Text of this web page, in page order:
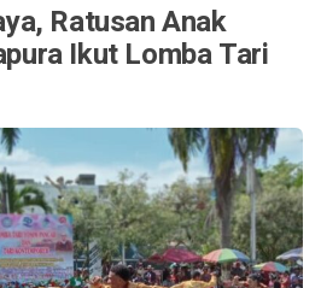
Ratusan Anak
Ikut Lomba Tari